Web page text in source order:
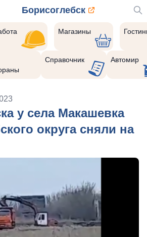
Борисоглебск
Магазины
Справочник Автомир
у села Макашевка
округа сняли на